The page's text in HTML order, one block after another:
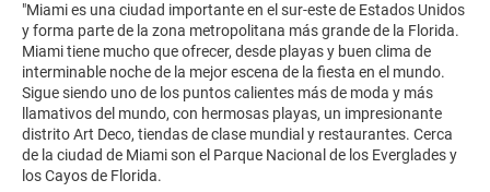
"Miami es una ciudad importante en el sur-este de Estados Unidos
y forma parte de la zona metropolitana más grande de la Florida.
Miami tiene mucho que ofrecer, desde playas y buen clima de
interminable noche de la mejor escena de la fiesta en el mundo.
Sigue siendo uno de los puntos calientes más de moda y más
llamativos del mundo, con hermosas playas, un impresionante
distrito Art Deco, tiendas de clase mundial y restaurantes. Cerca
de la ciudad de Miami son el Parque Nacional de los Everglades y
los Cayos de Florida.